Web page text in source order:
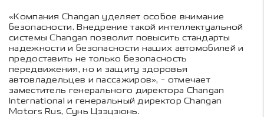
«Компания Changan уделяет особое внимание
безопасности. Внедрение такой интеллектуальной
системы Changan позволит повысить стандарты
надежности и безопасности наших автомобилей и
предоставить не только безопасность
передвижения, но и защиту здоровья
автовладельцев и пассажиров», - отмечает
заместитель генерального директора Changan
International и генеральный директор Changan
Motors Rus, Сунь Цзэцзюнь.